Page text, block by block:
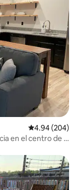
Calificación
4.94 (204)
en el centro de la